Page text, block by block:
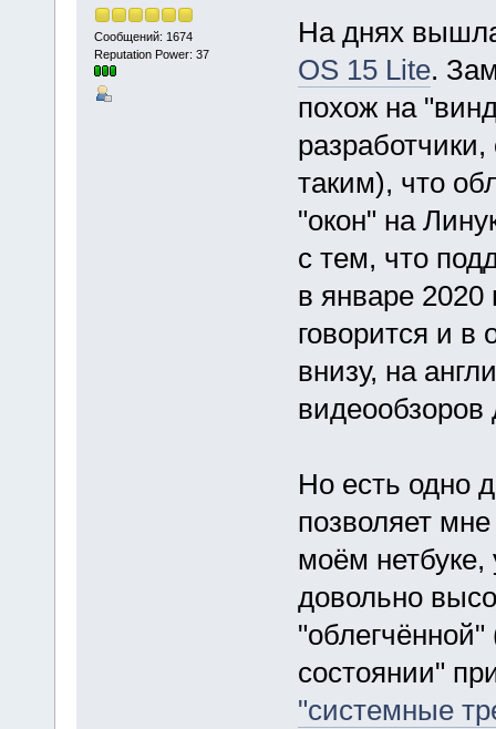
Сообщений: 1674
Reputation Power: 37
На днях
OS 15 Lite.
похож на
таким), что
"окон" на
с тем, что
в январе 2020
говорится и в
внизу, на
видеообзоров
Но есть одно
позволяет
моём нетбуке,
довольно
состоянии"
"системные